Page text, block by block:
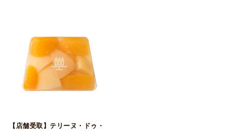
【店舗受取】テリーヌ・ドゥ・